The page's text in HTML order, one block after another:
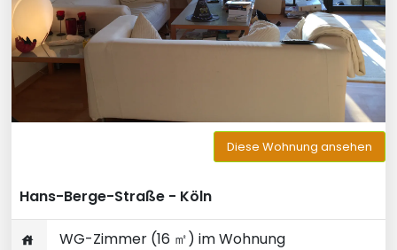
Diese Wohnung ansehen
Hans-Berge-Straße - Köln
WG-Zimmer (16 ㎡) im Wohnung